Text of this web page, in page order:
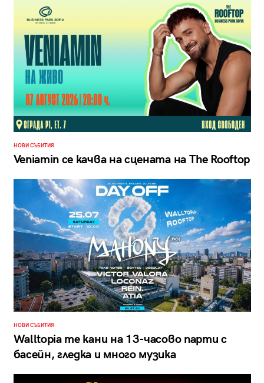
НОВИ СЪБИТИЯ
Veniamin се качва на сцената на The Rooftop
НОВИ СЪБИТИЯ
Walltopia те кани на 13-часово парти с
басейн, гледка и много музика